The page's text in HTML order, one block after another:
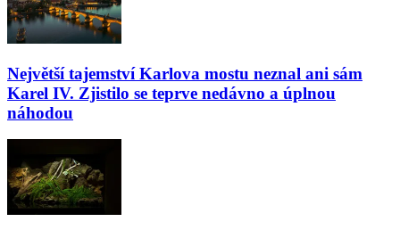
Největší tajemství Karlova mostu neznal ani sám
Karel IV. Zjistilo se teprve nedávno a úplnou
náhodou